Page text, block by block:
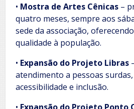
• Mostra de Artes Cênicas –
quatro meses, sempre aos
sede da associação,
qualidade à população.
• Expansão do Projeto Libras
atendimento a pessoas
acessibilidade e inclusão.